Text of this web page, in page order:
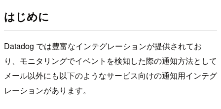
はじめに
Datadog では豊富なインテグレーションが提供されてお
り、モニタリングでイベントを検知した際の通知方法として
メール以外にも以下のようなサービス向けの通知用インテグ
レーションがあります。